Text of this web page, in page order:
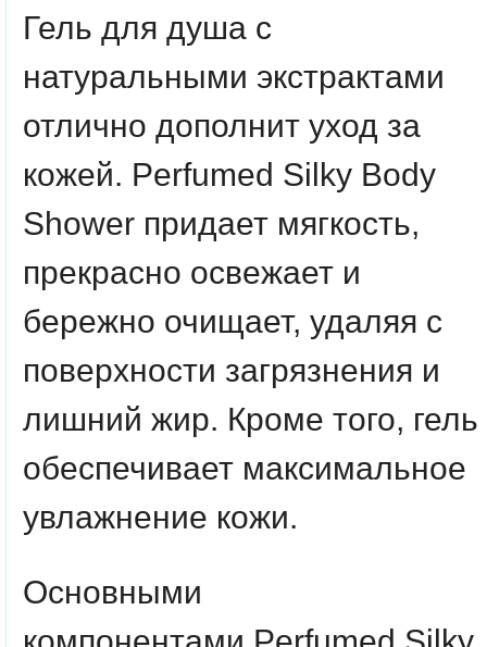
Гель для душа с
натуральными экстрактами
отлично дополнит уход за
кожей. Perfumed Silky Body
Shower придает мягкость,
прекрасно освежает и
бережно очищает, удаляя с
поверхности загрязнения и
лишний жир. Кроме того, гель
обеспечивает максимальное
увлажнение кожи.
Основными